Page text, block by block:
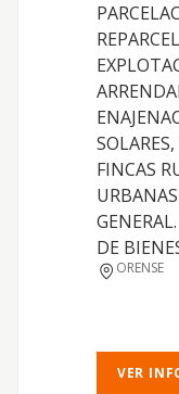
FINCAS
DE
ORENSE
VER